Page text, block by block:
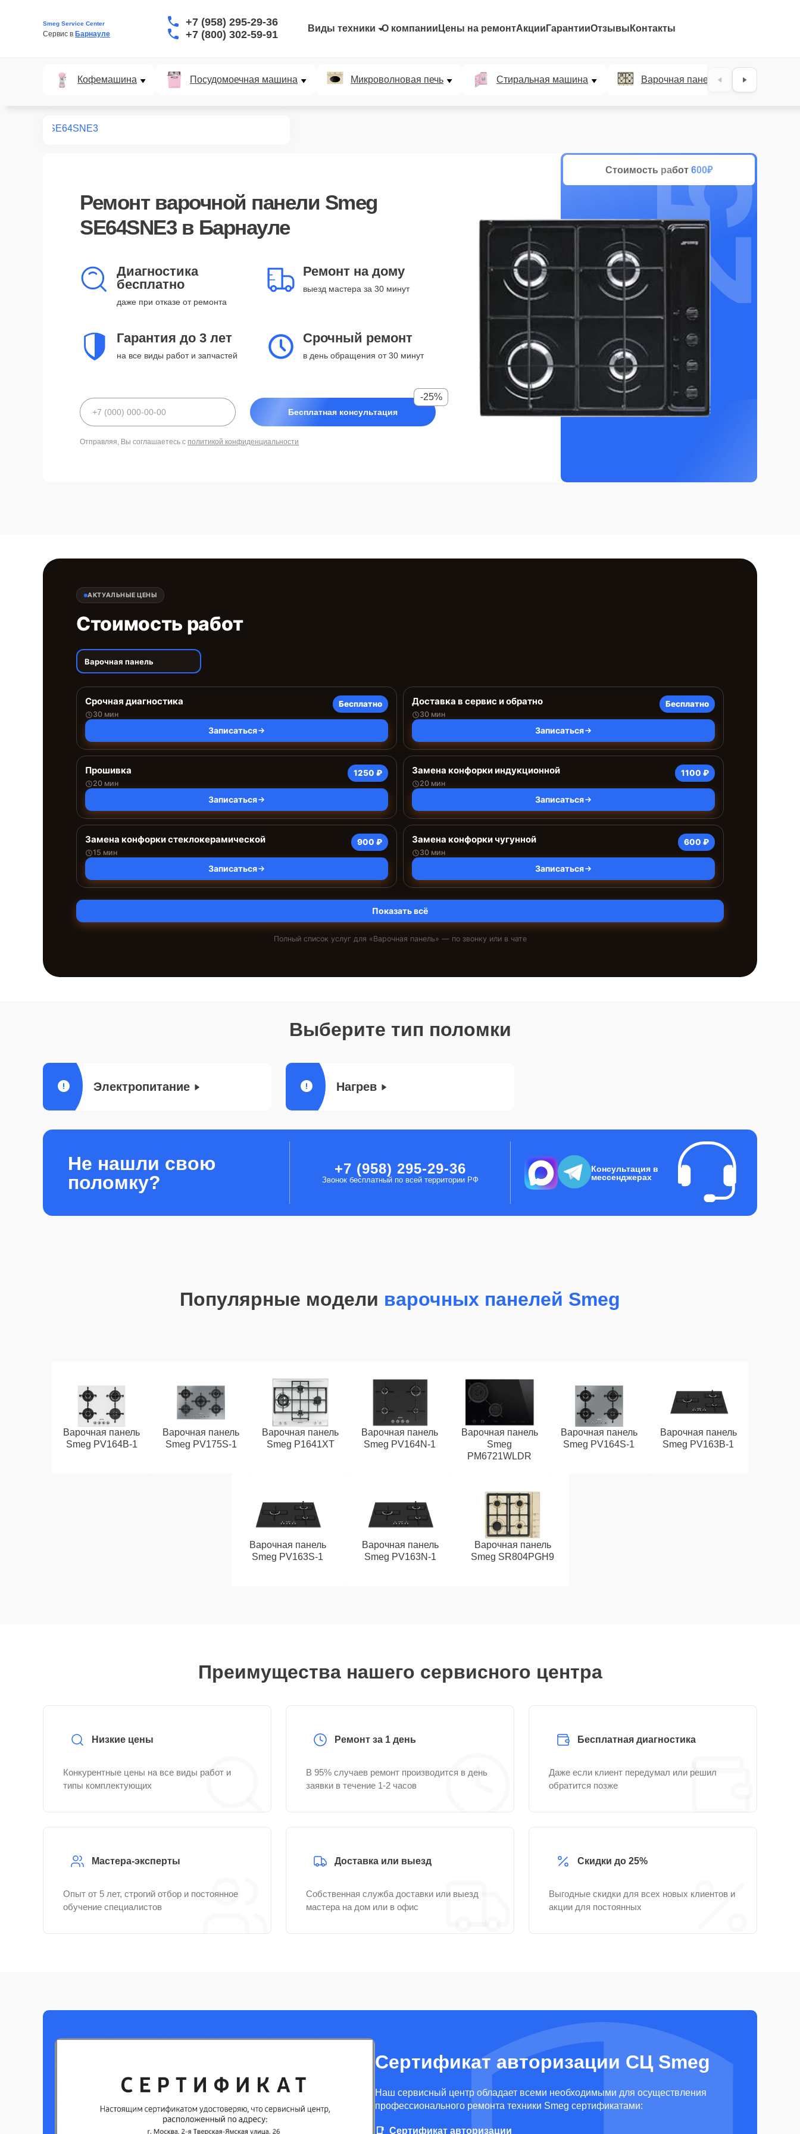
Smeg Service Center
Сервис в Барнауле
+7 (958) 295-29-36
+7 (800) 302-59-91
Виды техники О компании Цены на ремонтАкции ГарантииОтзывы Контакты
Кофемашина Посудомоечная машина Микроволновая печь Стиральная машина Варочная панель
SE64SNE3
Ремонт варочной панели Smeg
SE64SNE3в Барнауле
Диагностика
бесплатно
даже при отказе от ремонта
Ремонт на дому
выезд мастера за 30 минут
Гарантия до 3 лет
на все виды работ и запчастей
Срочный ремонт
в день обращения от 30 минут
Бесплатная консультация
-25%
Отправляя, Вы соглашаетесь с политикой конфиденциальности
Стоимость работ 600₽
25%
АКТУАЛЬНЫЕ ЦЕНЫ
Стоимость работ
Варочная панель
Срочная диагностика
30 мин
Бесплатно
Записаться
Доставка в сервис и обратно
30 мин
Бесплатно
Записаться
Прошивка
20 мин
1250 ₽
Записаться
Замена конфорки индукционной
20 мин
1100 ₽
Записаться
Замена конфорки стеклокерамической
15 мин
900 ₽
Записаться
Замена конфорки чугунной
30 мин
600 ₽
Записаться
Показать всё
Полный список услуг для «Варочная панель» — по звонку или в чате
Выберите тип поломки
Электропитание Нагрев
Не нашли свою
поломку?
+7 (958) 295-29-36
Звонок бесплатный по всей территории РФ
Консультация в
мессенджерах
Популярные модели варочных панелей Smeg
Варочная панель
Smeg PV164B-1
Варочная панель
Smeg PV175S-1
Варочная панель
Smeg P1641XT
Варочная панель
Smeg PV164N-1
Варочная панель
Smeg
PM6721WLDR
Варочная панель
Smeg PV164S-1
Варочная панель
Smeg PV163B-1
Варочная панель
Smeg PV163S-1
Варочная панель
Smeg PV163N-1
Варочная панель
Smeg SR804PGH9
Преимущества нашего сервисного центра
Низкие цены
Конкурентные цены на все виды работ и
типы комплектующих
Ремонт за 1 день
В 95% случаев ремонт производится в день
заявки в течение 1-2 часов
Бесплатная диагностика
Даже если клиент передумал или решил
обратится позже
Мастера-эксперты
Опыт от 5 лет, строгий отбор и постоянное
обучение специалистов
Доставка или выезд
Собственная служба доставки или выезд
мастера на дом или в офис
Скидки до 25%
Выгодные скидки для всех новых клиентов и
акции для постоянных
Сертификат авторизации СЦ Smeg
Наш сервисный центр обладает всеми необходимыми для осуществления
профессионального ремонта техники Smeg сертификатами:
Сертификат авторизации